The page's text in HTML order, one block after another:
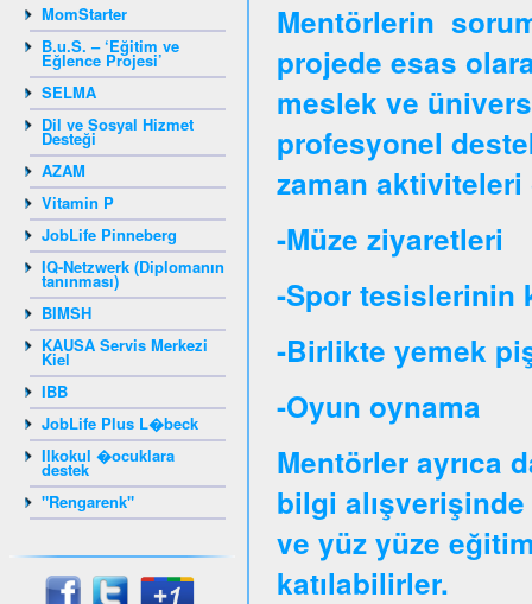
MomStarter
B.u.S. – ‘Eğitim ve
Eğlence Projesi’
SELMA
Dil ve Sosyal Hizmet
Desteği
AZAM
Vitamin P
JobLife Pinneberg
IQ-Netzwerk (Diplomanın
tanınması)
BIMSH
KAUSA Servis Merkezi
Kiel
IBB
JobLife Plus L�beck
Ilkokul �ocuklara
destek
"Rengarenk"
Mentörlerin
projede esas
meslek ve
profesyonel
zaman
-Müze ziyaretleri
-Spor tesislerinin
-Birlikte yemek
-Oyun oynama
Mentörler ayrıca
bilgi
ve yüz yüze
katılabilirler.